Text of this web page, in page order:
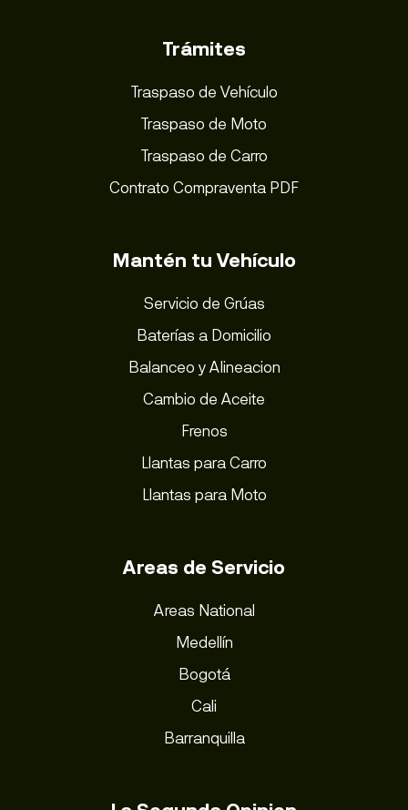
Trámites
Traspaso de Vehículo
Traspaso de Moto
Traspaso de Carro
Contrato Compraventa PDF
Mantén tu Vehículo
Servicio de Grúas
Baterías a Domicilio
Balanceo y Alineacion
Cambio de Aceite
Frenos
Llantas para Carro
Llantas para Moto
Areas de Servicio
Areas National
Medellín
Bogotá
Cali
Barranquilla